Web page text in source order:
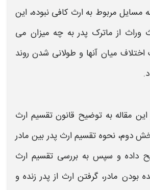
مسایل مربوط به ارث کافی نبوده، این
وراث از ماترک پدر به چه میزان می
میان آنها و طولانی شدن روند
مقاله به توضیح قانون تقسیم ارث
دوم، نحوه تقسیم ارث پدر بین مادر
داده و سپس به بررسی تقسیم ارث
بودن مادر، گرفتن ارث از پدر زنده و